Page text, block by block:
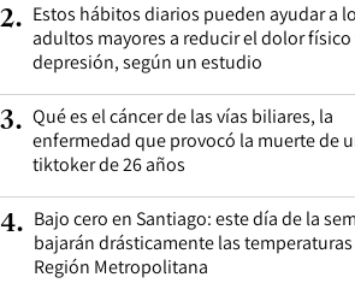
2. Estos hábitos diarios pueden ayudar a
adultos mayores a reducir el dolor físico
depresión, según un estudio
3. Qué es el cáncer de las vías biliares, la
enfermedad que provocó la muerte de
tiktoker de 26 años
4. Bajo cero en Santiago: este día de la
bajarán drásticamente las temperaturas
Región Metropolitana